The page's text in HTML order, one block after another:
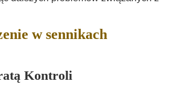
w sennikach
Kontroli